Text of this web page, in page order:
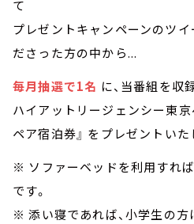
て
プレゼントキャンペーンのツ
ださった方の中から...
毎月抽選で1名 に、当番組を
ハイアットリージェンシー東
ペア宿泊券』 をプレゼントいた
※ ソファーベッドを利用すれ
です。
※ 添い寝であれば、小学生の